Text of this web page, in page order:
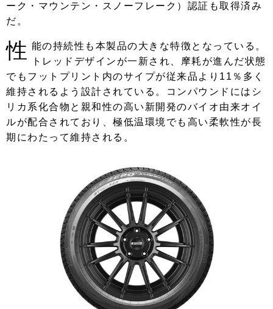
ーク・マウンテン・スノーフレーク）認証も取得済み
だ。
性 能の持続性も本製品の大きな特徴となっている。
トレッドデザインが一新され、摩耗が進んだ状態
でもフットプリント内のサイプが従来品より11％多く
維持されるよう設計されている。コンパウンドにはシ
リカ系化合物と親和性の高い新開発のバイオ由来オイ
ルが配合されており、極低温環境でも高い柔軟性が長
期にわたって維持される。